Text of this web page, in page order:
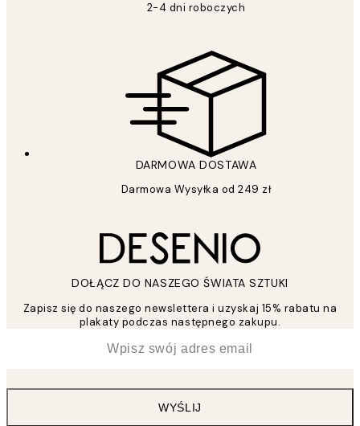
2-4 dni roboczych
DARMOWA DOSTAWA
Darmowa Wysyłka od 249 zł
DOŁĄCZ DO NASZEGO ŚWIATA SZTUKI
Zapisz się do naszego newslettera i uzyskaj 15% rabatu na
plakaty podczas następnego zakupu.
WYŚLIJ